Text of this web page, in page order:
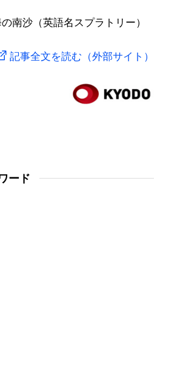
南沙（英語名スプラトリー）
記事全文を読む（外部サイト）
ード